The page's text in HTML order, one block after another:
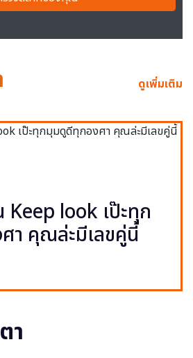
ดูเพิ่มเติม
Keep look เป๊ะทุก
า คุณล่ะมีเลขคู่นี้
า